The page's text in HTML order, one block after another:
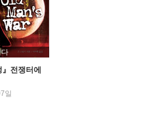
』전쟁터에
일